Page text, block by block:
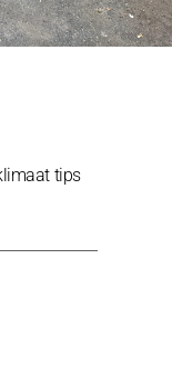
tips